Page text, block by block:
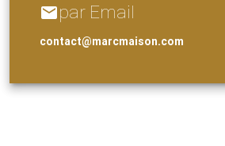
emailpar Email
contact@marcmaison.com